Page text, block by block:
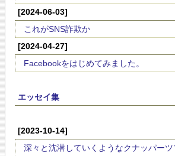
[2024-06-03]
これがSNS詐欺か
[2024-04-27]
Facebookをはじめてみました。
エッセイ集
[2023-10-14]
深々と沈潜していくようなクナッパーツ